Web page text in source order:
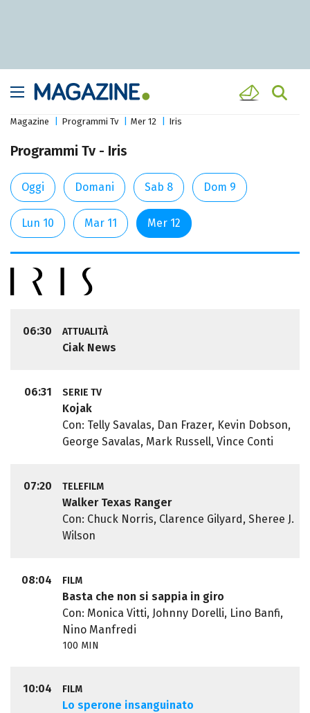
Magazine Programmi Tv Mer 12 Iris
Programmi Tv - Iris
Oggi Domani Sab 8 Dom 9
Lun 10 Mar 11 Mer 12
06:30 ATTUALITÀ
Ciak News
06:31 SERIE TV
Kojak
Con: Telly Savalas, Dan Frazer, Kevin Dobson,
George Savalas, Mark Russell, Vince Conti
07:20 TELEFILM
Walker Texas Ranger
Con: Chuck Norris, Clarence Gilyard, Sheree J.
Wilson
08:04 FILM
Basta che non si sappia in giro
Con: Monica Vitti, Johnny Dorelli, Lino Banfi,
Nino Manfredi
100 MIN
10:04 FILM
Lo sperone insanguinato